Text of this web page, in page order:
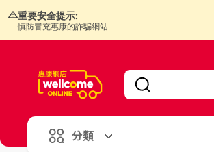
重要安全提示:
慎防冒充惠康的詐騙網站
分類